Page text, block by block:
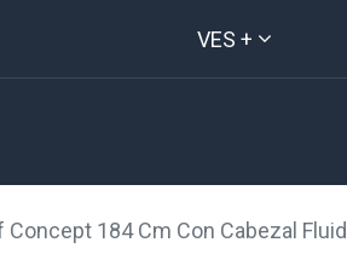
VES +
Concept 184 Cm Con Cabezal